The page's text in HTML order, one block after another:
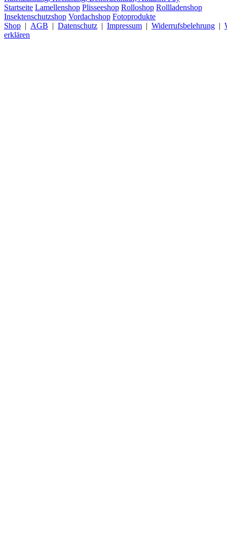
Startseite Lamellenshop Plisseeshop Rolloshop Rollladenshop
Insektenschutzshop Vordachshop Fotoprodukte
Shop | AGB | Datenschutz | Impressum | Widerrufsbelehrung |
erklären